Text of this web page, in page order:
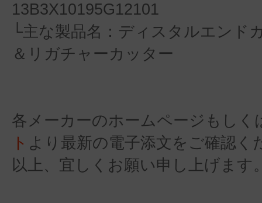
13B3X10195G12101
└主な製品名：ディスタルエンド
＆リガチャーカッター
各メーカーのホームページもしく
ト より最新の電子添文をご確認く
以上、宜しくお願い申し上げます